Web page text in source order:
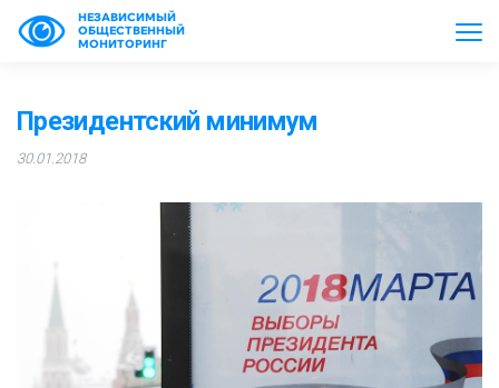
НЕЗАВИСИМЫЙ
ОБЩЕСТВЕННЫЙ
МОНИТОРИНГ
Президентский минимум
30.01.2018